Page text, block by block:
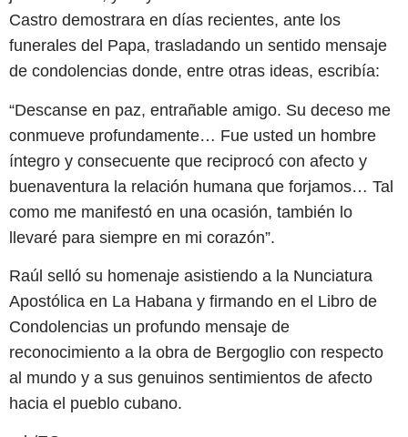
Castro demostrara en días recientes, ante los
funerales del Papa, trasladando un sentido mensaje
de condolencias donde, entre otras ideas, escribía:
“Descanse en paz, entrañable amigo. Su deceso me
conmueve profundamente… Fue usted un hombre
íntegro y consecuente que reciprocó con afecto y
buenaventura la relación humana que forjamos… Tal
como me manifestó en una ocasión, también lo
llevaré para siempre en mi corazón”.
Raúl selló su homenaje asistiendo a la Nunciatura
Apostólica en La Habana y firmando en el Libro de
Condolencias un profundo mensaje de
reconocimiento a la obra de Bergoglio con respecto
al mundo y a sus genuinos sentimientos de afecto
hacia el pueblo cubano.